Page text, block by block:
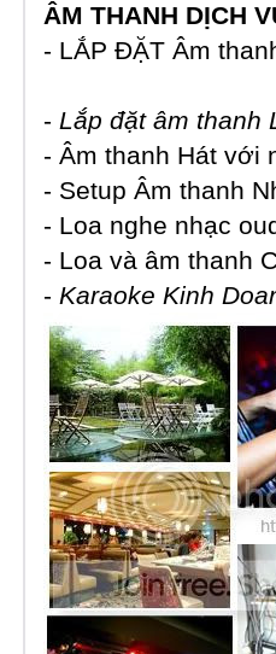
ÂM THANH DỊCH
- LẮP ĐẶT Âm
- Lắp đặt âm thanh
- Âm thanh Hát với
- Setup Âm thanh
- Loa nghe nhạc
- Loa và âm thanh
- Karaoke Kinh